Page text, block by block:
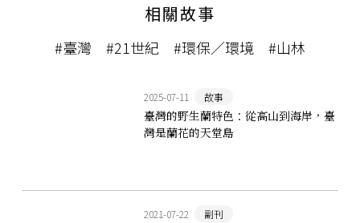
相關故事
#臺灣 #21世紀 #環保／環境 #山林
2025-07-11 故事
臺灣的野生蘭特色：從高山到海岸，臺
灣是蘭花的天堂島
2021-07-22 副刊